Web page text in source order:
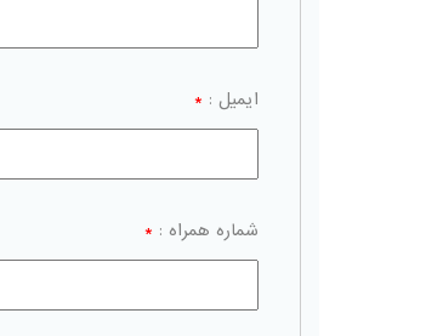
ایمیل : *
شماره همراه : *